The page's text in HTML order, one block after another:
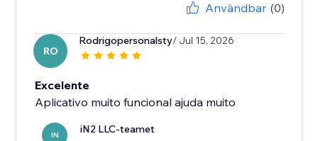
Användbar (0)
RO
Rodrigopersonalsty/ Jul 15, 2026
Excelente
Aplicativo muito funcional ajuda muito
IN iN2 LLC-teamet